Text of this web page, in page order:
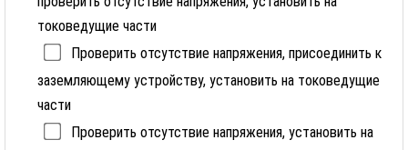
токоведущие части
Проверить отсутствие напряжения, присоединить к
заземляющему устройству, установить на токоведущие
части
Проверить отсутствие напряжения, установить на